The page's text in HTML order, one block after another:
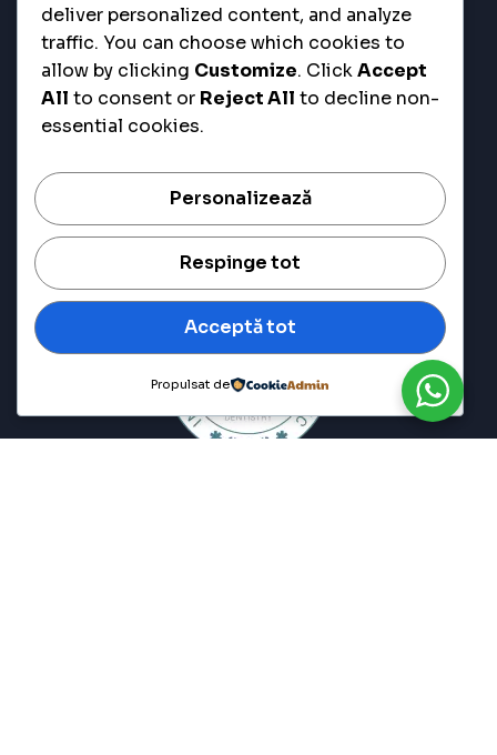
deliver personalized content, and analyze
traffic. You can choose which cookies to
allow by clicking Customize. ClickAccept
All to consent or Reject All to decline non-
essential cookies.
Personalizează
Respinge tot
Acceptă tot
Propulsat de